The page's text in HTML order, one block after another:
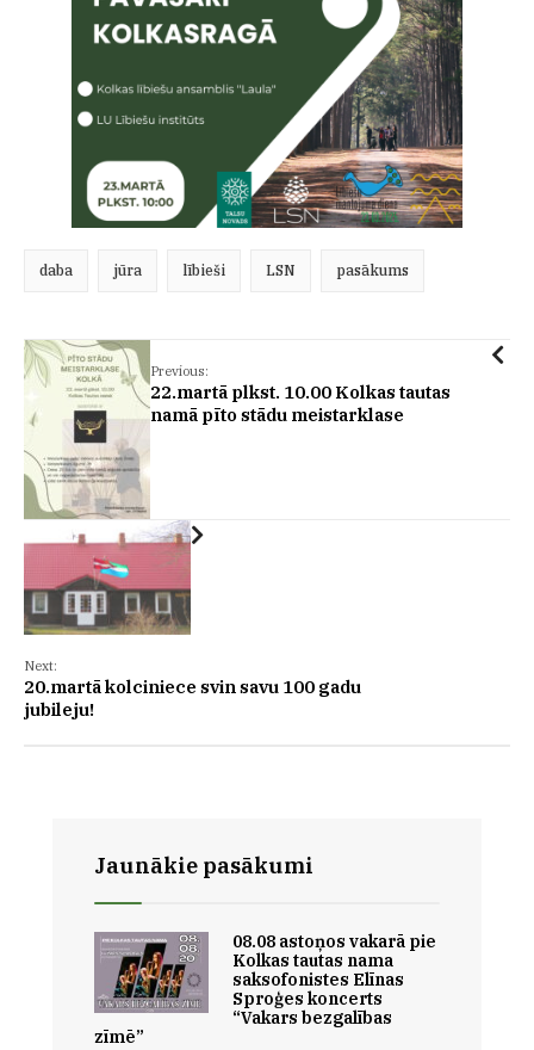
daba jūra lībieši LSN pasākums
Previous:
22.martā plkst. 10.00 Kolkas tautas
namā pīto stādu meistarklase
Next:
20.martā kolciniece svin savu 100 gadu
jubileju!
Jaunākie pasākumi
08.08 astoņos vakarā pie
Kolkas tautas nama
saksofonistes Elīnas
Sproģes koncerts
“Vakars bezgalības
zīmē”